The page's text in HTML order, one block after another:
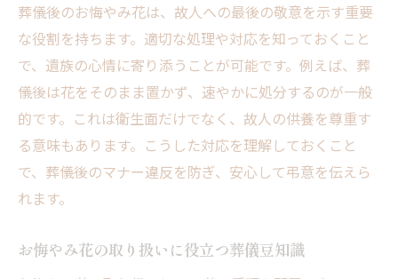
葬儀後のお悔やみ花は、故人への最後の敬意を示す重要
な役割を持ちます。適切な処理や対応を知っておくこと
で、遺族の心情に寄り添うことが可能です。例えば、葬
儀後は花をそのまま置かず、速やかに処分するのが一般
的です。これは衛生面だけでなく、故人の供養を尊重す
る意味もあります。こうした対応を理解しておくこと
で、葬儀後のマナー違反を防ぎ、安心して弔意を伝えら
れます。
お悔やみ花の取り扱いに役立つ葬儀豆知識